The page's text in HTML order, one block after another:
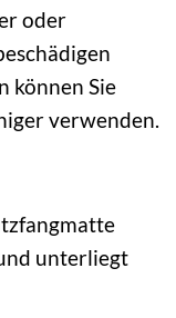
oder
können Sie
verwenden.
unterliegt